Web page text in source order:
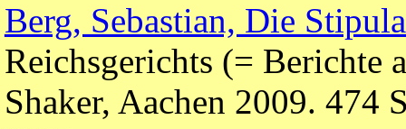
Berg, Sebastian, Die
Reichsgerichts (= Berichte
Shaker, Aachen 2009. 474